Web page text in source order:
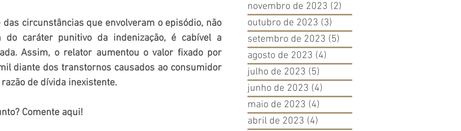
circunstâncias que envolveram o episódio, não
do caráter punitivo da indenização, é cabível a
Assim, o relator aumentou o valor fixado por
diante dos transtornos causados ao consumidor
de dívida inexistente.
Comente aqui!
novembro de 2023 (2)
outubro de 2023 (3)
setembro de 2023 (5)
agosto de 2023 (4)
julho de 2023 (5)
junho de 2023 (4)
maio de 2023 (4)
abril de 2023 (4)